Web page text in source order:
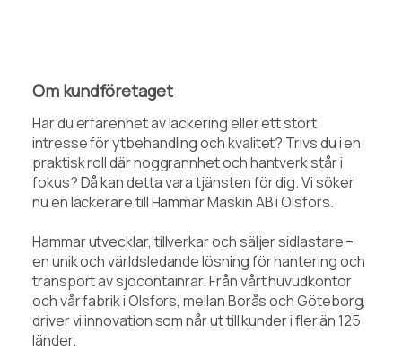
Om kundföretaget
Har du erfarenhet av lackering eller ett stort
intresse för ytbehandling och kvalitet? Trivs du i en
praktisk roll där noggrannhet och hantverk står i
fokus? Då kan detta vara tjänsten för dig. Vi söker
nu en lackerare till Hammar Maskin AB i Olsfors.
Hammar utvecklar, tillverkar och säljer sidlastare –
en unik och världsledande lösning för hantering och
transport av sjöcontainrar. Från vårt huvudkontor
och vår fabrik i Olsfors, mellan Borås och Göteborg,
driver vi innovation som når ut till kunder i fler än 125
länder.